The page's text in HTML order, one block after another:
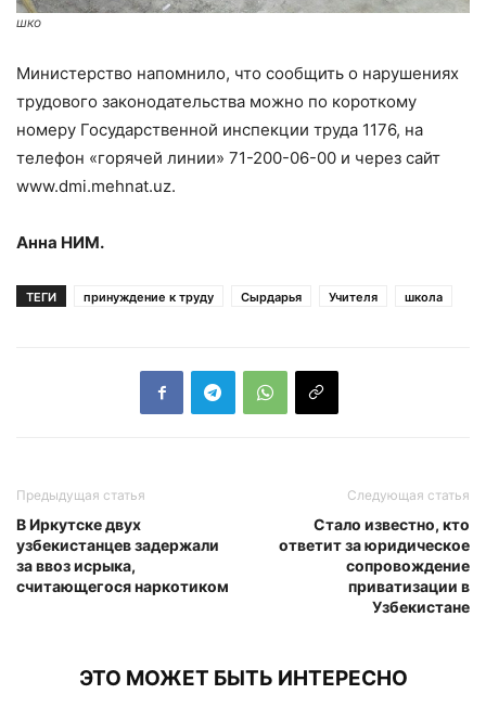
шко
Министерство напомнило, что сообщить о нарушениях
трудового законодательства можно по короткому
номеру Государственной инспекции труда 1176, на
телефон «горячей линии» 71-200-06-00 и через сайт
www.dmi.mehnat.uz.
Анна НИМ.
ТЕГИ принуждение к труду Сырдарья Учителя школа
Предыдущая статья
В Иркутске двух
узбекистанцев задержали
за ввоз исрыка,
считающегося наркотиком
Следующая статья
Стало известно, кто
ответит за юридическое
сопровождение
приватизации в
Узбекистане
ЭТО МОЖЕТ БЫТЬ ИНТЕРЕСНО